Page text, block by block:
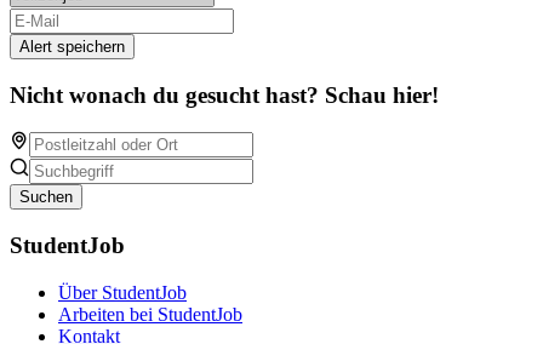
Alert speichern
Nicht wonach du gesucht hast? Schau hier!
Suchen
StudentJob
Über StudentJob
Arbeiten bei StudentJob
Kontakt